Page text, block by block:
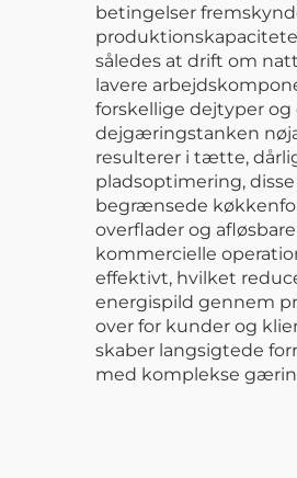
betingelser
således at drift om
lavere
forskellige dejtyper
dejgæringstanken
resulterer i tætte,
pladsoptimering,
begrænsede
overflader og
kommercielle
effektivt, hvilket
energispild gennem
over for kunder og
skaber langsigtede
med komplekse